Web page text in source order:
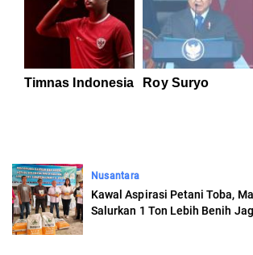
Timnas Indonesia Roy Suryo
Nusantara
Kawal Aspirasi Petani Toba,
Salurkan 1 Ton Lebih Benih